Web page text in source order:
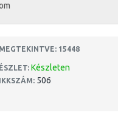
Készleten
506
MEGTEKINTVE: 15448